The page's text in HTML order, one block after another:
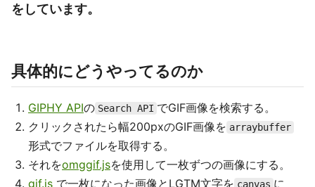
をしています。
具体的にどうやってるのか
GIPHY APIの Search API でGIF画像を検索する。
クリックされたら幅200pxのGIF画像を arraybuffer
形式でファイルを取得する。
それをomggif.jsを使用して一枚ずつの画像にする。
gif.js で一枚になった画像とLGTM文字を canvas に